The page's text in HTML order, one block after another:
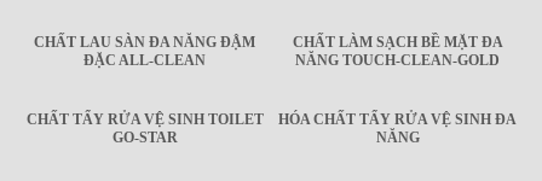
CHẤT LAU SÀN ĐA NĂNG ĐẬM
ĐẶC ALL-CLEAN
CHẤT LÀM SẠCH BỀ MẶT ĐA
NĂNG TOUCH-CLEAN-GOLD
CHẤT TẨY RỬA VỆ SINH TOILET
GO-STAR
HÓA CHẤT TẨY RỬA VỆ SINH ĐA
NĂNG